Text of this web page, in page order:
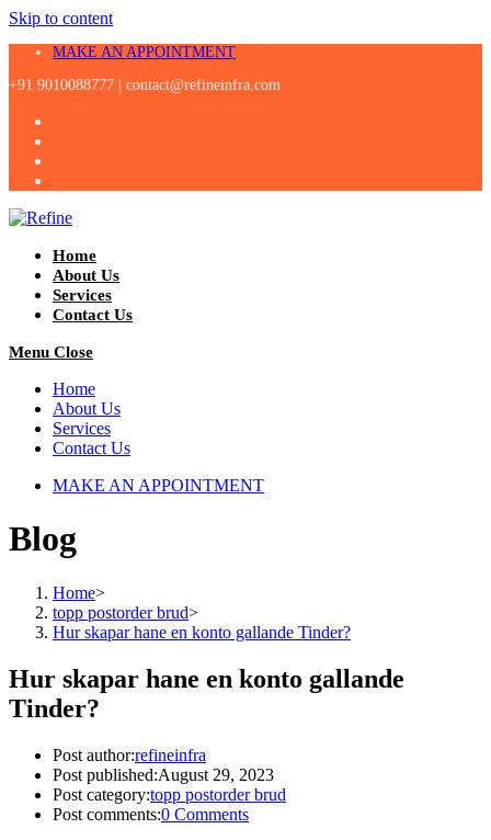
Skip to content
MAKE AN APPOINTMENT
+91 9010088777 | contact@refineinfra.com
Home
About Us
Services
Contact Us
Menu Close
Home
About Us
Services
Contact Us
MAKE AN APPOINTMENT
Blog
Home>
topp postorder brud>
Hur skapar hane en konto gallande Tinder?
Hur skapar hane en konto gallande
Tinder?
Post author:refineinfra
Post published:August 29, 2023
Post category:topp postorder brud
Post comments:0 Comments